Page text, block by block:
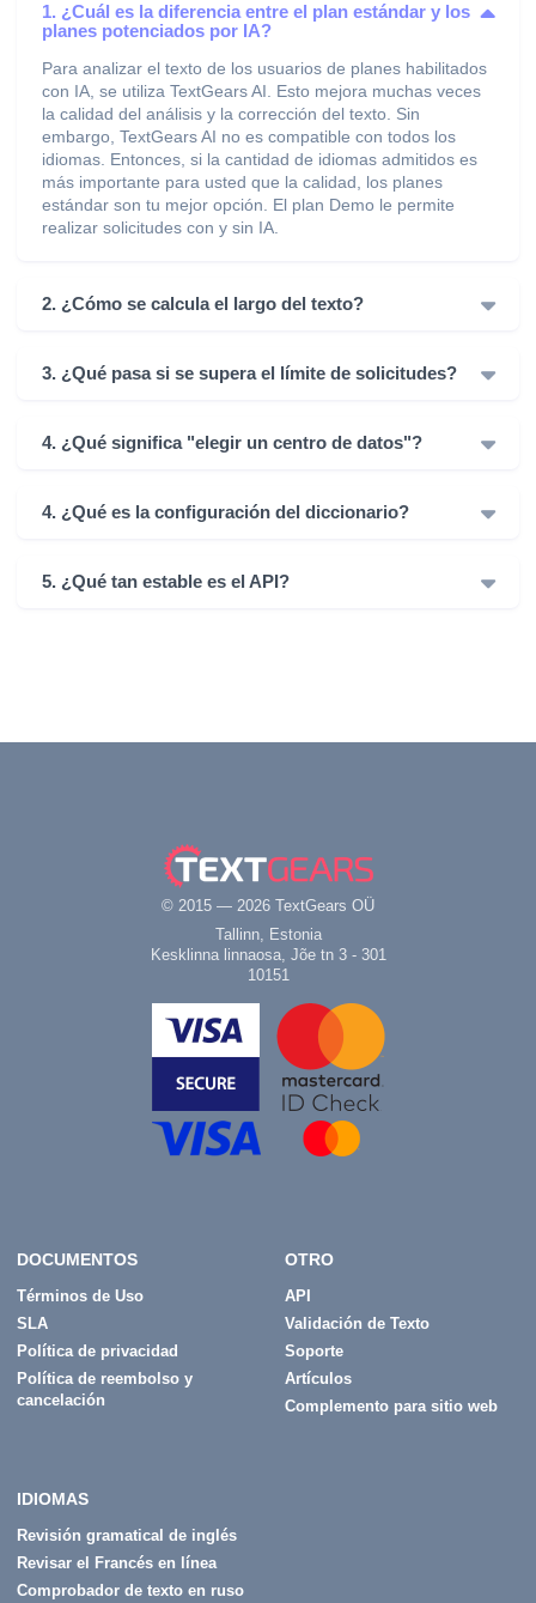
1. ¿Cuál es la diferencia entre el plan estándar y los
planes potenciados por IA?
Para analizar el texto de los usuarios de planes habilitados
con IA, se utiliza TextGears AI. Esto mejora muchas veces
la calidad del análisis y la corrección del texto. Sin
embargo, TextGears AI no es compatible con todos los
idiomas. Entonces, si la cantidad de idiomas admitidos es
más importante para usted que la calidad, los planes
estándar son tu mejor opción. El plan Demo le permite
realizar solicitudes con y sin IA.
2. ¿Cómo se calcula el largo del texto?
3. ¿Qué pasa si se supera el límite de solicitudes?
4. ¿Qué significa "elegir un centro de datos"?
4. ¿Qué es la configuración del diccionario?
5. ¿Qué tan estable es el API?
© 2015 — 2026 TextGears OÜ
Tallinn, Estonia
Kesklinna linnaosa, Jõe tn 3 - 301
10151
DOCUMENTOS
Términos de Uso
SLA
Política de privacidad
Política de reembolso y
cancelación
OTRO
API
Validación de Texto
Soporte
Artículos
Complemento para sitio web
IDIOMAS
Revisión gramatical de inglés
Revisar el Francés en línea
Comprobador de texto en ruso